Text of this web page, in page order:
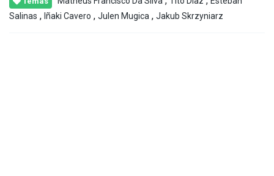
Salinas , Iñaki Cavero , Julen Mugica , Jakub Skrzyniarz